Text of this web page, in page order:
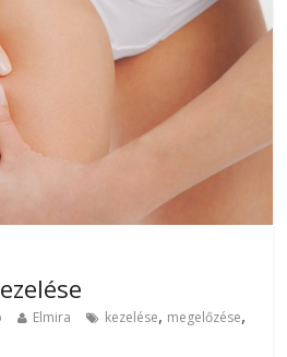
Elmira kezelése, megelőzése,